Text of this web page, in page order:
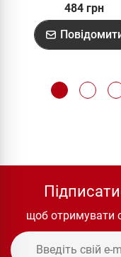
484 грн
щоб отримувати